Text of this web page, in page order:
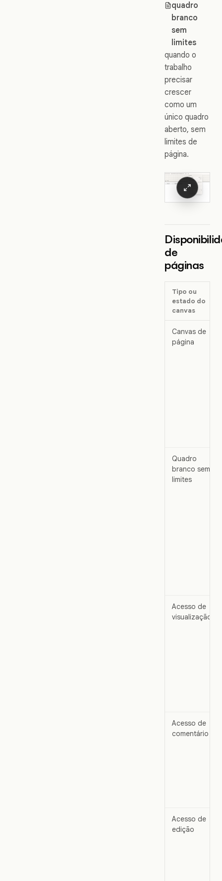
quadro
branco
sem
limites
quando o
trabalho
precisar
crescer
como um
único quadro
aberto, sem
limites de
página.
de
páginas
Tipo ou
estado do
canvas
Canvas de
página
Quadro
branco sem
limites
Acesso de
visualização
Acesso de
comentário
Acesso de
edição